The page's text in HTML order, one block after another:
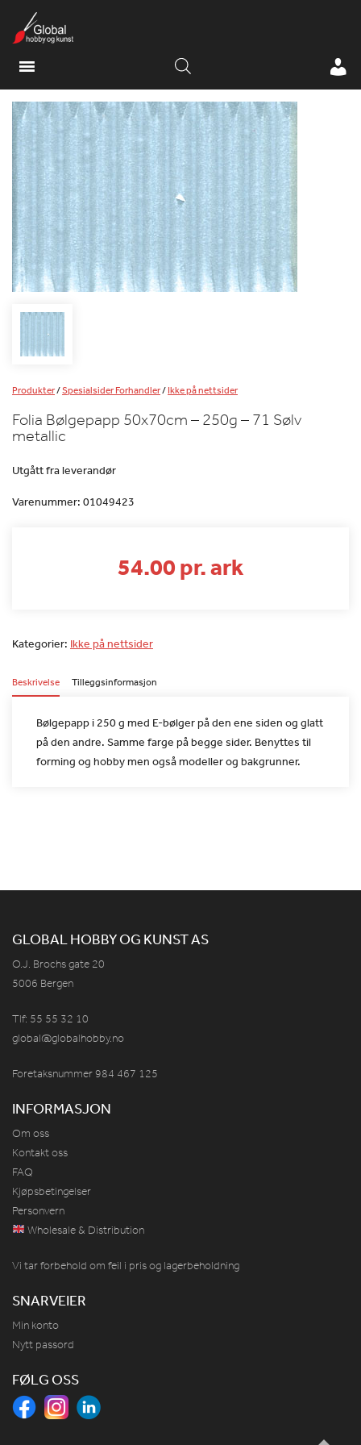
Produkter/Spesialsider Forhandler/Ikke på nettsider
Folia Bølgepapp 50x70cm – 250g – 71 Sølv
metallic
Utgått fra leverandør
Varenummer: 01049423
54.00 pr. ark
Kategorier: Ikke på nettsider
Beskrivelse Tilleggsinformasjon
Bølgepapp i 250 g med E-bølger på den ene siden og glatt
på den andre. Samme farge på begge sider. Benyttes til
forming og hobbymen også modeller og bakgrunner.
GLOBAL HOBBY OG KUNST AS
O.J. Brochs gate 20
5006 Bergen
Tlf: 55 55 32 10
global@globalhobby.no
Foretaksnummer 984 467 125
INFORMASJON
Om oss
Kontakt oss
FAQ
Kjøpsbetingelser
Personvern
Wholesale & Distribution
Vi tar forbehold om feil i pris og lagerbeholdning
SNARVEIER
Min konto
Nytt passord
FØLG OSS